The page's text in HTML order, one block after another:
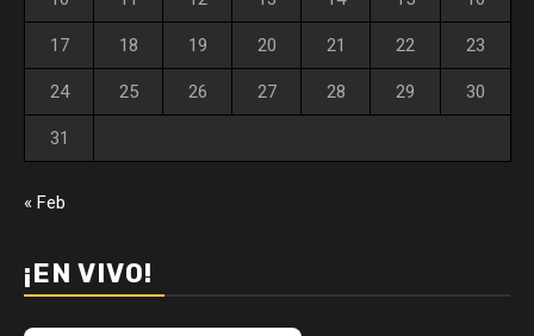
17 18 19 20 21 22 23
24 25 26 27 28 29 30
31
« Feb
¡EN VIVO!